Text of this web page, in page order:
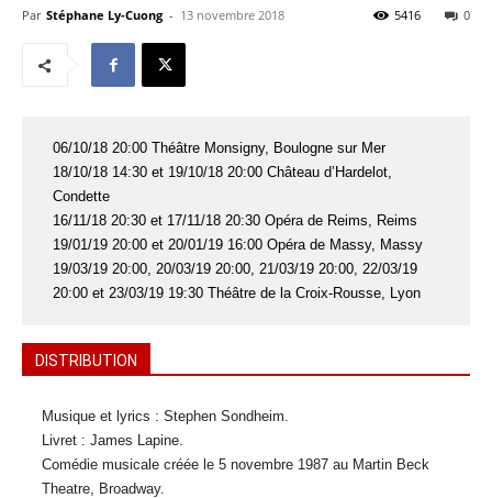
Par Stéphane Ly-Cuong - 13 novembre 2018 0
5416
06/10/18 20:00 Théâtre Monsigny, Boulogne sur Mer
18/10/18 14:30 et 19/10/18 20:00 Château d’Hardelot,
Condette
16/11/18 20:30 et 17/11/18 20:30 Opéra de Reims, Reims
19/01/19 20:00 et 20/01/19 16:00 Opéra de Massy, Massy
19/03/19 20:00, 20/03/19 20:00, 21/03/19 20:00, 22/03/19
20:00 et 23/03/19 19:30 Théâtre de la Croix-Rousse, Lyon
DISTRIBUTION
Musique et lyrics : Stephen Sondheim.
Livret : James Lapine.
Comédie musicale créée le 5 novembre 1987 au Martin Beck
Theatre, Broadway.